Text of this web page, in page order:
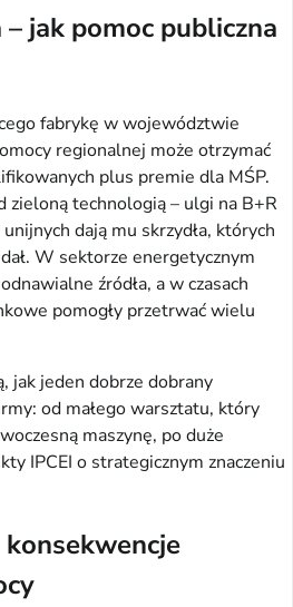
– jak pomoc publiczna
fabrykę w województwie
regionalnej może otrzymać
plus premie dla MŚP.
zieloną technologią – ulgi na B+R
dają mu skrzydła, których
W sektorze energetycznym
źródła, a w czasach
pomogły przetrwać wielu
jak jeden dobrze dobrany
od małego warsztatu, który
maszynę, po duże
IPCEI o strategicznym znaczeniu
konsekwencje